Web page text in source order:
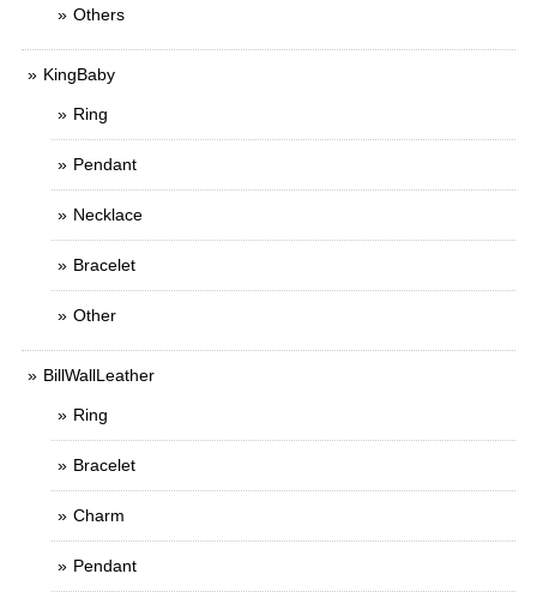
Others
KingBaby
Ring
Pendant
Necklace
Bracelet
Other
BillWallLeather
Ring
Bracelet
Charm
Pendant